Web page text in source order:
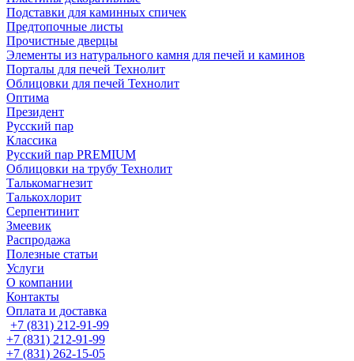
Подставки для каминных спичек
Предтопочные листы
Прочистные дверцы
Элементы из натурального камня для печей и каминов
Порталы для печей Технолит
Облицовки для печей Технолит
Оптима
Президент
Русский пар
Классика
Русский пар PREMIUM
Облицовки на трубу Технолит
Талькомагнезит
Талькохлорит
Серпентинит
Змеевик
Распродажа
Полезные статьи
Услуги
О компании
Контакты
Оплата и доставка
+7 (831) 212-91-99
+7 (831) 212-91-99
+7 (831) 262-15-05